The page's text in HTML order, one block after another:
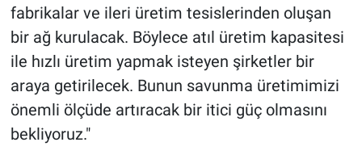
fabrikalar ve ileri üretim tesislerinden oluşan
bir ağ kurulacak. Böylece atıl üretim kapasitesi
ile hızlı üretim yapmak isteyen şirketler bir
araya getirilecek. Bunun savunma üretimimizi
önemli ölçüde artıracak bir itici güç olmasını
bekliyoruz."